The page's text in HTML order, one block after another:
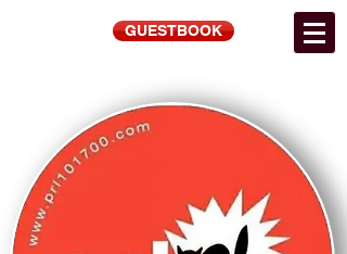
GUESTBOOK